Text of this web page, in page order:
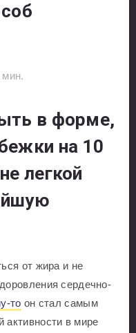
мин.
в форме,
на 10
легкой
от жира и не
сердечно-
то он стал самым
в мире